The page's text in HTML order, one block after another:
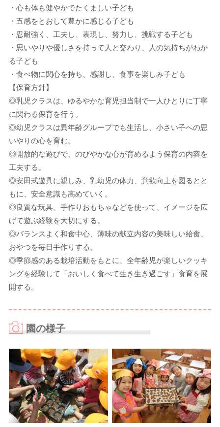
・心も体も健やかでたくましい子ども
・五感をとおして豊かに感じる子ども
・忍耐強く、工夫し、表現し、努力し、挑戦する子ども
・思いやりや優しさを持って人と交わり、人の気持ちがわか
る子ども
・食べ物に関心を持ち、感謝し、食事を楽しみ子ども
【保育方針】
◎乳児クラスは、ゆるやかな育児担当制で一人ひとりに丁寧
に関わる保育を行う。
◎幼児クラスは異年齢グループでも生活し、小さい子への思
いやりの心を育む。
◎開放的な遊びで、のびやかな心が育めるよう保育の内容を
工夫する。
◎安田式遊具に親しみ、乳幼児の体力、意欲向上を図るとと
もに、安全意識も高めていく。
◎良質な玩具、手作りおもちゃなどを使って、イメージを広
げて遊ぶ経験を大切にする。
◎バランスよく和食中心、薄味の献立内容の美味しい給食、
おやつを毎日手作りする。
◎季節感のある栽培活動をもとに、全年齢児が楽しいクッキ
ングを経験して「おいしく食べて生き生き過ごす」食育を展
開する。
園の様子